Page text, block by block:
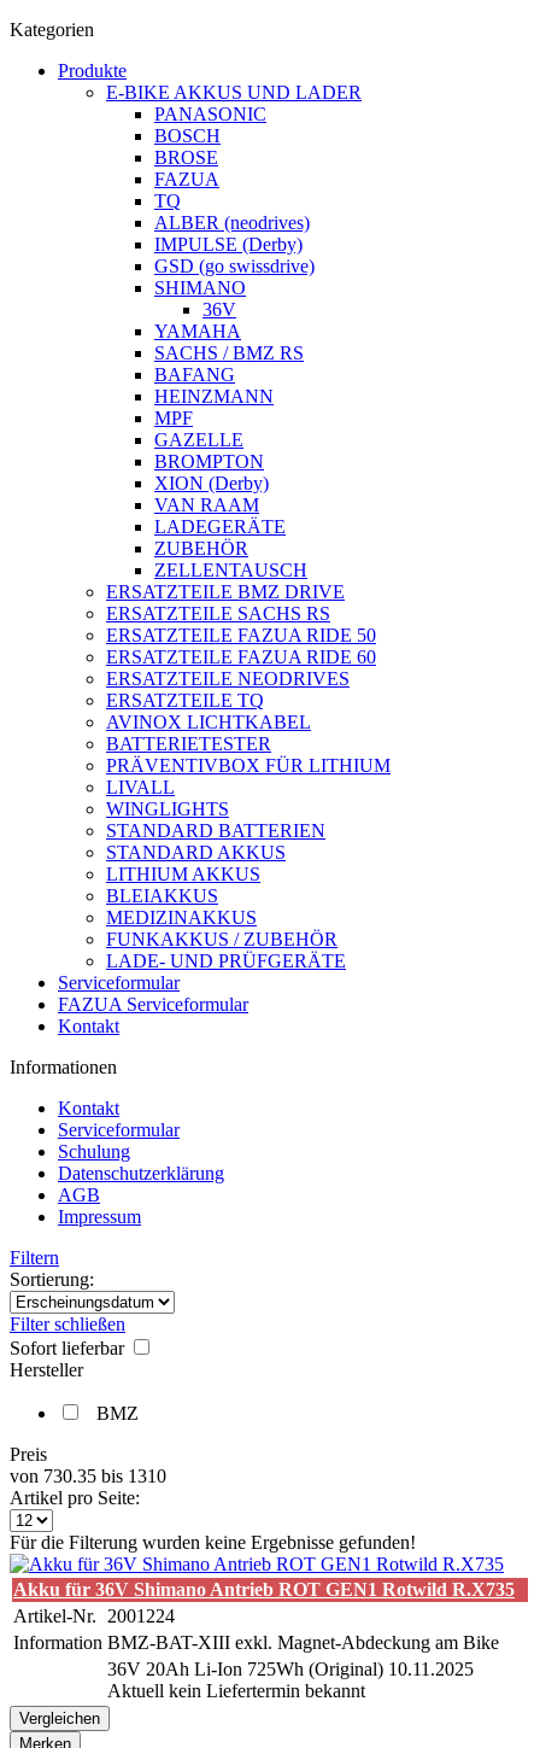
Kategorien
Produkte
E-BIKE AKKUS UND LADER
PANASONIC
BOSCH
BROSE
FAZUA
TQ
ALBER (neodrives)
IMPULSE (Derby)
GSD (go swissdrive)
SHIMANO
36V
YAMAHA
SACHS / BMZ RS
BAFANG
HEINZMANN
MPF
GAZELLE
BROMPTON
XION (Derby)
VAN RAAM
LADEGERÄTE
ZUBEHÖR
ZELLENTAUSCH
ERSATZTEILE BMZ DRIVE
ERSATZTEILE SACHS RS
ERSATZTEILE FAZUA RIDE 50
ERSATZTEILE FAZUA RIDE 60
ERSATZTEILE NEODRIVES
ERSATZTEILE TQ
AVINOX LICHTKABEL
BATTERIETESTER
PRÄVENTIVBOX FÜR LITHIUM
LIVALL
WINGLIGHTS
STANDARD BATTERIEN
STANDARD AKKUS
LITHIUM AKKUS
BLEIAKKUS
MEDIZINAKKUS
FUNKAKKUS / ZUBEHÖR
LADE- UND PRÜFGERÄTE
Serviceformular
FAZUA Serviceformular
Kontakt
Informationen
Kontakt
Serviceformular
Schulung
Datenschutzerklärung
AGB
Impressum
Filtern
Sortierung:
Filter schließen
Sofort lieferbar
Hersteller
BMZ
Preis
von 730.35 bis 1310
Artikel pro Seite:
Für die Filterung wurden keine Ergebnisse gefunden!
Akku für 36V Shimano Antrieb ROT GEN1 Rotwild R.X735
Artikel-Nr.
2001224
Information BMZ-BAT-XIII exkl. Magnet-Abdeckung am Bike
36V 20Ah Li-Ion 725Wh (Original) 10.11.2025
Aktuell kein Liefertermin bekannt
Vergleichen
Merken